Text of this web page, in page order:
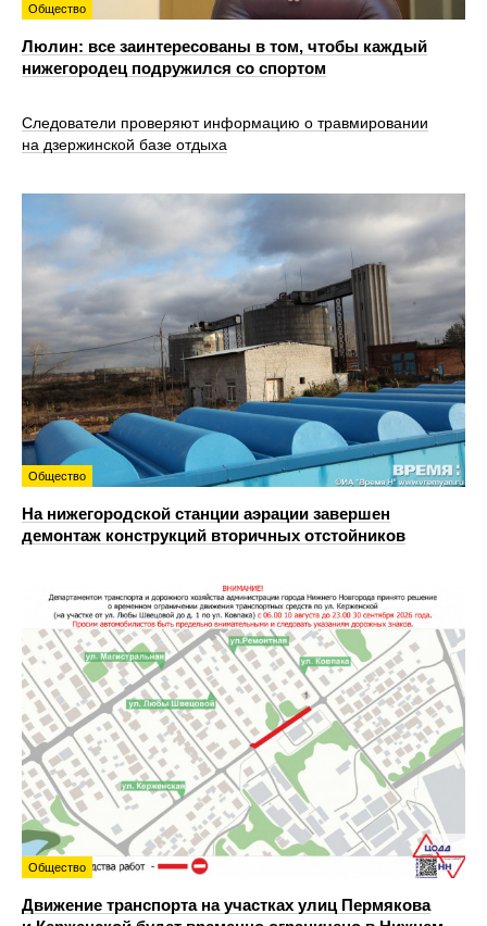
Общество
Люлин: все заинтересованы в том, чтобы каждый
нижегородец подружился со спортом
Следователи проверяют информацию о травмировании
на дзержинской базе отдыха
Общество
На нижегородской станции аэрации завершен
демонтаж конструкций вторичных отстойников
Общество
Движение транспорта на участках улиц Пермякова